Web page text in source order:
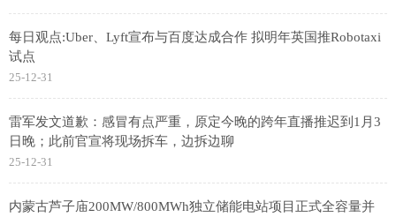
每日观点:Uber、Lyft宣布与百度达成合作 拟明年英国推Robotaxi
试点
25-12-31
雷军发文道歉：感冒有点严重，原定今晚的跨年直播推迟到1月3
日晚；此前官宣将现场拆车，边拆边聊
25-12-31
内蒙古芦子庙200MW/800MWh独立储能电站项目正式全容量并